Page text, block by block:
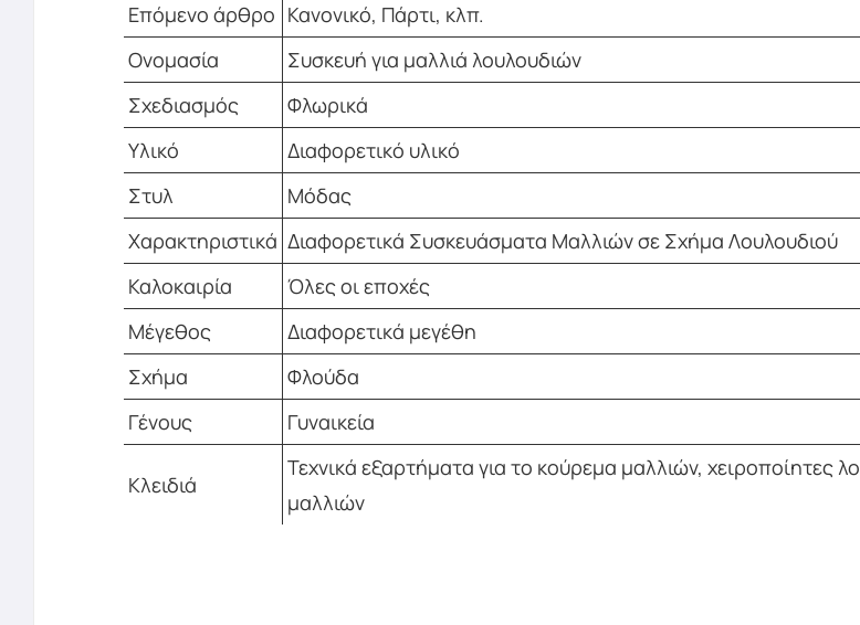
Επόμενο άρθρο Κανονικό, Πάρτι, κλπ.
Ονομασία
Συσκευή για μαλλιά λουλουδιών
Σχεδιασμός
Φλωρικά
Υλικό
Διαφορετικό υλικό
Στυλ
Μόδας
Χαρακτηριστικά Διαφορετικά Συσκευάσματα Μαλλιών σε Σχήμα Λουλουδιού
Καλοκαιρία
Όλες οι εποχές
Μέγεθος
Διαφορετικά μεγέθη
Σχήμα
Φλούδα
Γένους
Γυναικεία
Κλειδιά
Τεχνικά εξαρτήματα για το κούρεμα μαλλιών, χειροποίητες
μαλλιών